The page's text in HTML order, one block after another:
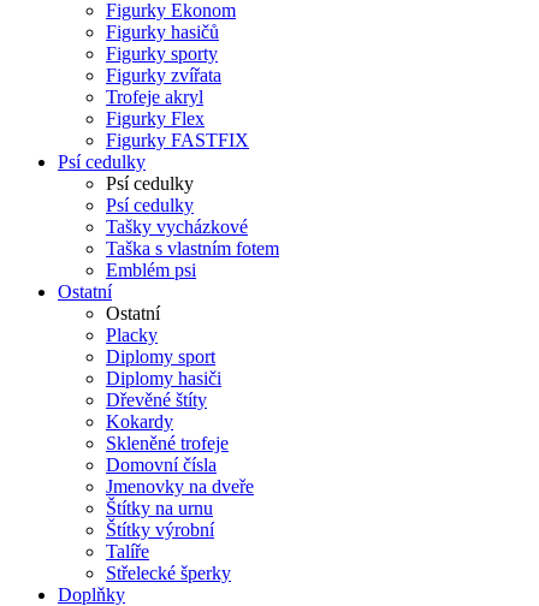
Figurky Ekonom
Figurky hasičů
Figurky sporty
Figurky zvířata
Trofeje akryl
Figurky Flex
Figurky FASTFIX
Psí cedulky
Psí cedulky
Psí cedulky
Tašky vycházkové
Taška s vlastním fotem
Emblém psi
Ostatní
Ostatní
Placky
Diplomy sport
Diplomy hasiči
Dřevěné štíty
Kokardy
Skleněné trofeje
Domovní čísla
Jmenovky na dveře
Štítky na urnu
Štítky výrobní
Talíře
Střelecké šperky
Doplňky